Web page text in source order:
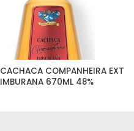
CACHACA COMPANHEIRA EXT
IMBURANA 670ML 48%